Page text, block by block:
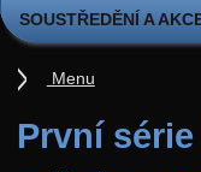
SOUSTŘEDĚNÍ A
První
Menu